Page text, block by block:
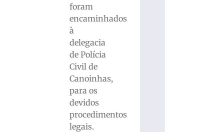
foram
encaminhados
à
delegacia
de Polícia
Civil de
Canoinhas,
para os
devidos
procedimentos
legais.